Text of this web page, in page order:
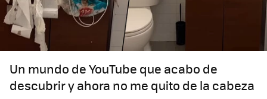
Un mundo de YouTube que acabo de
descubrir y ahora no me quito de la cabeza